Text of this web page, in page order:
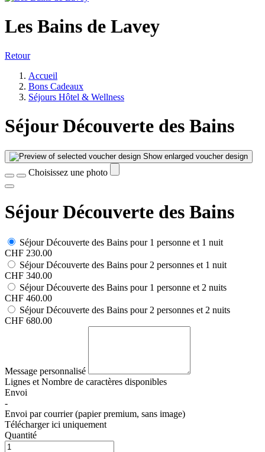
Les Bains de Lavey
Retour
Accueil
Bons Cadeaux
Séjours Hôtel & Wellness
Séjour Découverte des Bains
Show enlarged voucher design
Choisissez une photo
Séjour Découverte des Bains
Séjour Découverte des Bains pour 1 personne et 1 nuit
CHF 230.00
Séjour Découverte des Bains pour 2 personnes et 1 nuit
CHF 340.00
Séjour Découverte des Bains pour 1 personne et 2 nuits
CHF 460.00
Séjour Découverte des Bains pour 2 personnes et 2 nuits
CHF 680.00
Message personnalisé
Lignes et Nombre de caractères disponibles
Envoi
-
Envoi par courrier (papier premium, sans image)
Télécharger ici uniquement
Quantité